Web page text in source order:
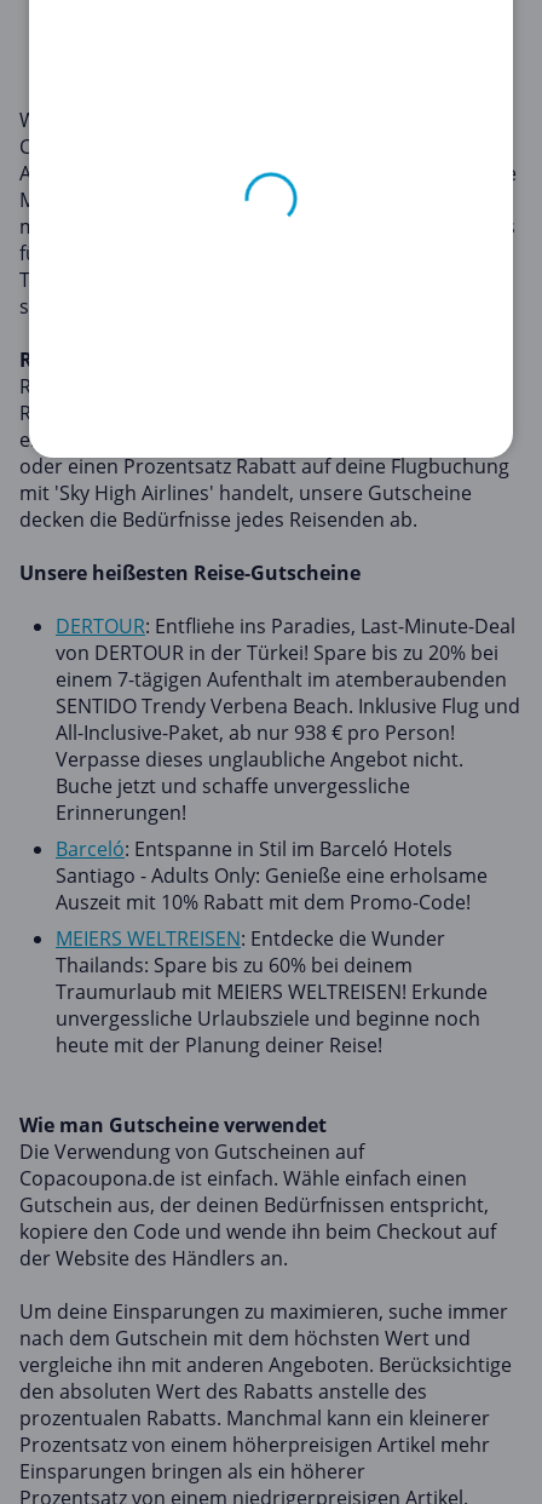
Willkommen in der Reise-Kategorie auf
Copacoupona.de, dem Ort, an dem du die besten
Angebote für dein nächstes Abenteuer findest. Unsere
Mission ist es, Reisen für jeden erschwinglich zu
machen, und unsere Reise-Gutscheine sind ein Beweis
für dieses Engagement. Mit ihnen kannst du deine
Traumziele erkunden, ohne dabei dein Budget zu
sprengen.
Reise-Gutscheine
Reise-Gutscheine können deinen Traumurlaub zur
Realität werden lassen. Ob es sich um einen
ermäßigten Aufenthalt im 'Holiday Haven Resorts'
oder einen Prozentsatz Rabatt auf deine Flugbuchung
mit 'Sky High Airlines' handelt, unsere Gutscheine
decken die Bedürfnisse jedes Reisenden ab.
Unsere heißesten Reise-Gutscheine
DERTOUR: Entfliehe ins Paradies, Last-Minute-Deal
von DERTOUR in der Türkei! Spare bis zu 20% bei
einem 7-tägigen Aufenthalt im atemberaubenden
SENTIDO Trendy Verbena Beach. Inklusive Flug und
All-Inclusive-Paket, ab nur 938 € pro Person!
Verpasse dieses unglaubliche Angebot nicht.
Buche jetzt und schaffe unvergessliche
Erinnerungen!
Barceló: Entspanne in Stil im Barceló Hotels
Santiago - Adults Only: Genieße eine erholsame
Auszeit mit 10% Rabatt mit dem Promo-Code!
MEIERS WELTREISEN: Entdecke die Wunder
Thailands: Spare bis zu 60% bei deinem
Traumurlaub mit MEIERS WELTREISEN! Erkunde
unvergessliche Urlaubsziele und beginne noch
heute mit der Planung deiner Reise!
Wie man Gutscheine verwendet
Die Verwendung von Gutscheinen auf
Copacoupona.de ist einfach. Wähle einfach einen
Gutschein aus, der deinen Bedürfnissen entspricht,
kopiere den Code und wende ihn beim Checkout auf
der Website des Händlers an.
Um deine Einsparungen zu maximieren, suche immer
nach dem Gutschein mit dem höchsten Wert und
vergleiche ihn mit anderen Angeboten. Berücksichtige
den absoluten Wert des Rabatts anstelle des
prozentualen Rabatts. Manchmal kann ein kleinerer
Prozentsatz von einem höherpreisigen Artikel mehr
Einsparungen bringen als ein höherer
Prozentsatz von einem niedrigerpreisigen Artikel.